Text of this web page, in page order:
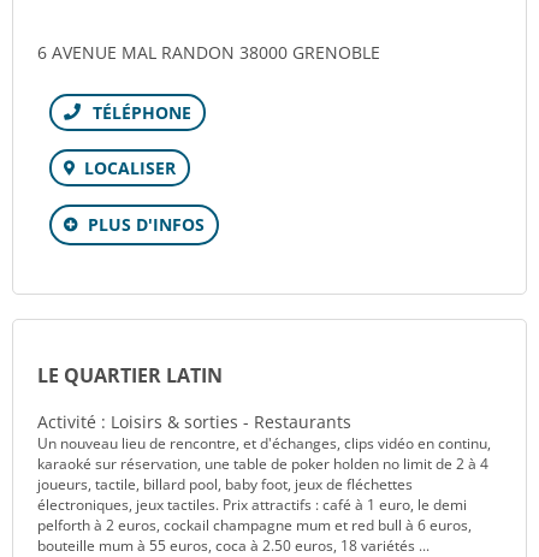
6 AVENUE MAL RANDON 38000 GRENOBLE
Téléphone
LOCALISER
PLUS D'INFOS
LE QUARTIER LATIN
Activité : Loisirs & sorties - Restaurants
Un nouveau lieu de rencontre, et d'échanges, clips vidéo en continu,
karaoké sur réservation, une table de poker holden no limit de 2 à 4
joueurs, tactile, billard pool, baby foot, jeux de fléchettes
électroniques, jeux tactiles. Prix attractifs : café à 1 euro, le demi
pelforth à 2 euros, cockail champagne mum et red bull à 6 euros,
bouteille mum à 55 euros, coca à 2.50 euros, 18 variétés ...